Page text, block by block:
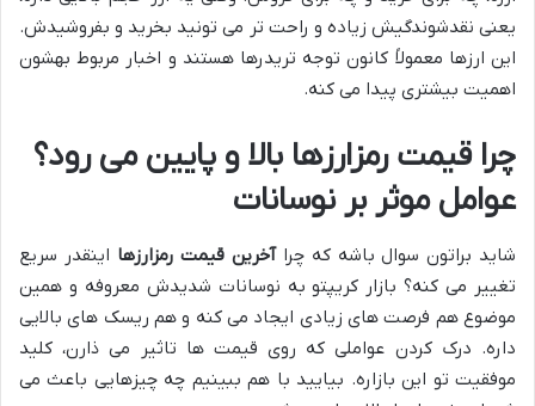
یعنی نقدشوندگیش زیاده و راحت تر می تونید بخرید و بفروشیدش.
این ارزها معمولاً کانون توجه تریدرها هستند و اخبار مربوط بهشون
اهمیت بیشتری پیدا می کنه.
چرا قیمت رمزارزها بالا و پایین می رود؟
عوامل موثر بر نوسانات
شاید براتون سوال باشه که چراآخرین قیمت رمزارزها اینقدر سریع
تغییر می کنه؟ بازار کریپتو به نوسانات شدیدش معروفه و همین
موضوع هم فرصت های زیادی ایجاد می کنه و هم ریسک های بالایی
داره. درک کردن عواملی که روی قیمت ها تاثیر می ذارن، کلید
موفقیت تو این بازاره. بیایید با هم ببینیم چه چیزهایی باعث می